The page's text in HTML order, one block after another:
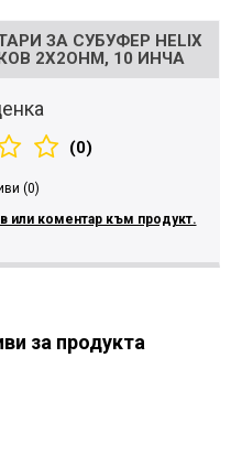
ЗА СУБУФЕР HELIX
2Х2OHM, 10 ИНЧА
(0)
(0)
или коментар към продукт.
за продукта